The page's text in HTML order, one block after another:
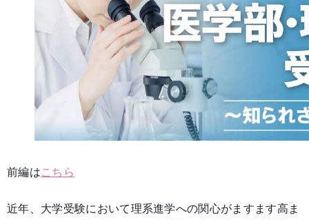
前編はこちら
近年、大学受験において理系進学への関心がますます高ま